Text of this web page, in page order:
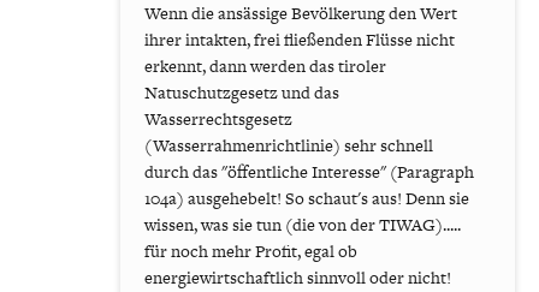
Wenn die ansässige Bevölkerung den Wert
ihrer intakten, frei fließenden Flüsse nicht
erkennt, dann werden das tiroler
Natuschutzgesetz und das
Wasserrechtsgesetz
(Wasserrahmenrichtlinie) sehr schnell
durch das "öffentliche Interesse" (Paragraph
104a) ausgehebelt! So schaut's aus! Denn sie
wissen, was sie tun (die von der TIWAG).....
für noch mehr Profit, egal ob
energiewirtschaftlich sinnvoll oder nicht!